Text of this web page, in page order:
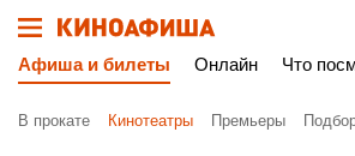
Афиша и билеты Онлайн Что
В прокате Кинотеатры Премьеры